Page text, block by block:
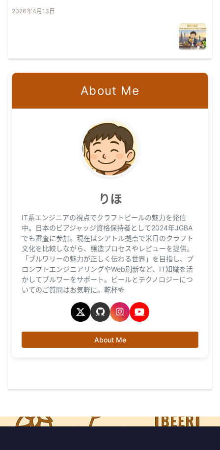
2026年4月13日
About Me
りほ
IT系エンジニアの視点でクラフトビールの魅力を発信
中。日本のビアジャッジ資格保持者として2024年JGBA
でも審査に参加。現在はシアトル拠点で米日のクラフト
文化を比較しながら、醸造プロセスやレビューを提供。
「ブルワリーの魅力が正しく伝わる世界」を目指し、プ
ロンプトエンジニアリングやWeb刷新など、IT知識を活
かしてブルワーをサポート。ビールとテクノロジーにつ
いてのご質問はお気軽に。乾杯🍻
About Me